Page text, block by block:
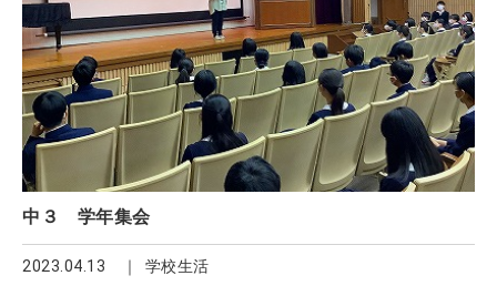
中３ 学年集会
2023.04.13 学校生活